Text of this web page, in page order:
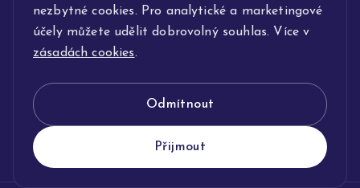
nezbytné cookies. Pro analytické a marketingové
účely můžete udělit dobrovolný souhlas. Více v
zásadách cookies.
Odmítnout
Přijmout
POPIS SLUŽEB
KLENOTNICTVÍ JOLLEO